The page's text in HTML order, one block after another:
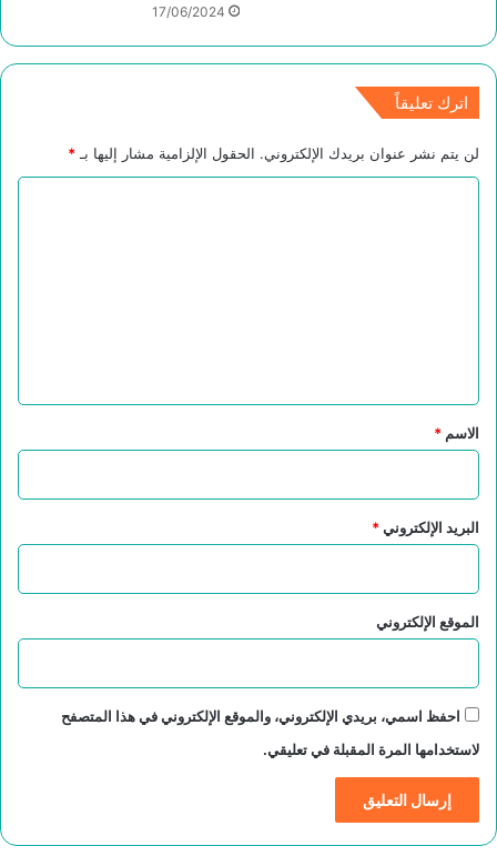
17/06/2024
اترك تعليقاً
لن يتم نشر عنوان بريدك الإلكتروني. الحقول الإلزامية مشار إليها بـ *
*
الاسم *
البريد الإلكتروني*
الموقع الإلكتروني
احفظ اسمي، بريدي الإلكتروني، والموقع الإلكتروني في هذا المتصفح
لاستخدامها المرة المقبلة في تعليقي.